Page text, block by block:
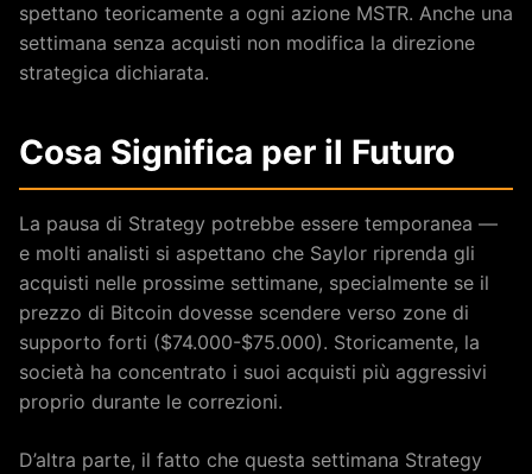
spettano teoricamente a ogni azione MSTR. Anche una
settimana senza acquisti non modifica la direzione
strategica dichiarata.
Cosa Significa per il Futuro
La pausa di Strategy potrebbe essere temporanea —
e molti analisti si aspettano che Saylor riprenda gli
acquisti nelle prossime settimane, specialmente se il
prezzo di Bitcoin dovesse scendere verso zone di
supporto forti ($74.000-$75.000). Storicamente, la
società ha concentrato i suoi acquisti più aggressivi
proprio durante le correzioni.
D’altra parte, il fatto che questa settimana Strategy